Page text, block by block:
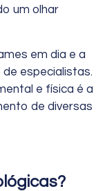
um olhar
em dia e a
especialistas.
e física é a
de diversas